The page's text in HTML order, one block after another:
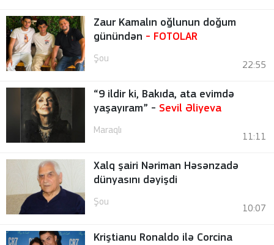
Zaur Kamalın oğlunun doğum
günündən - FOTOLAR
Şou
22:55
“9 ildir ki, Bakıda, ata evimdə
yaşayıram” - Sevil Əliyeva
Maraqlı
11:11
Xalq şairi Nəriman Həsənzadə
dünyasını dəyişdi
Şou
10:07
Kriştianu Ronaldo ilə Corcina